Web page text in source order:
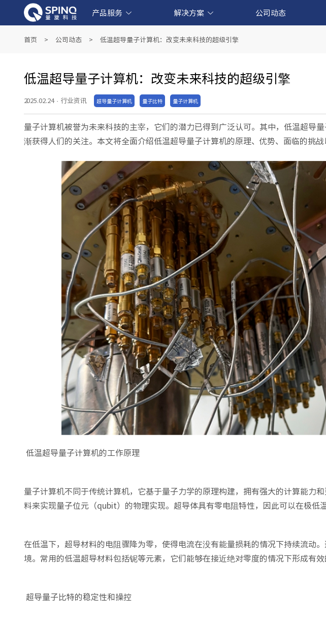
产品服务
产业级超导量子计算机产品
教育级核磁量子计算机产品
线上量子实验平台和软件产品
解决方案
量子教育解决方案
金融科技解决方案
生物医药解决方案
人工智能解决方案
公司动态
首页 > 公司动态 > 低温超导量子计算机：改变未来科技的超级引擎
低温超导量子计算机：改变未来科技的超级引擎
2025.02.24 · 行业资讯 超导量子计算机 量子比特 量子计算机
量子计算机被誉为未来科技的主宰，它们的潜力已得到广泛认可。其中，低温超导
渐获得人们的关注。本文将全面介绍低温超导量子计算机的原理、优势、面临的挑战
低温超导量子计算机的工作原理
量子计算机不同于传统计算机，它基于量子力学的原理构建，拥有强大的计算能力
料来实现量子位元（qubit）的物理实现。超导体具有零电阻特性，因此可以在极低
在低温下，超导材料的电阻骤降为零，使得电流在没有能量损耗的情况下持续流动
境。常用的低温超导材料包括铌等元素，它们能够在接近绝对零度的情况下形成有效
超导量子比特的稳定性和操控